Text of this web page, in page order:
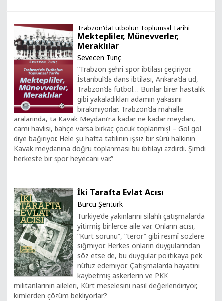
Trabzon'da Futbolun Toplumsal Tarihi
Mektepliler, Münevverler,
Meraklılar
Sevecen Tunç
“Trabzon şehri spor ibtilası geçiriyor.
İstanbul’da dans ibtilası, Ankara’da ud,
Trabzon’da futbol… Bunlar birer hastalık
gibi yakaladıkları adamın yakasını
bırakmıyorlar. Trabzon’da mahalle
aralarında, ta Kavak Meydanı’na kadar ne kadar meydan,
cami havlisi, bahçe varsa birkaç çocuk toplanmış! – Gol gol
diye bağırıyor. Hele şu hafta tatilinin işsiz bir sürü halkının
Kavak meydanına doğru toplanması bu ibtilayı azdırdı. Şimdi
herkeste bir spor heyecanı var.”
İki Tarafta Evlat Acısı
Burcu Şentürk
Türkiye’de yakınlarını silahlı çatışmalarda
yitirmiş binlerce aile var. Onların acısı,
“Kürt sorunu”, “terör” gibi resmî sözlere
sığmıyor. Herkes onların duygularından
söz etse de, bu duygular politikaya pek
nüfuz edemiyor. Çatışmalarda hayatını
kaybetmiş askerlerin ve PKK
militanlarının aileleri, Kürt meselesini nasıl değerlendiriyor,
kimlerden çözüm bekliyorlar?